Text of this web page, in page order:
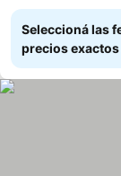
Seleccioná las
precios exactos